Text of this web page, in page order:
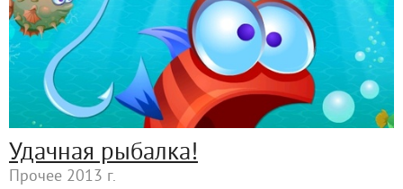
Удачная рыбалка!
Прочее 2013 г.